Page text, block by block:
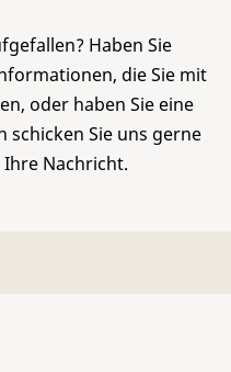
Haben Sie
die Sie mit
oder haben Sie eine
schicken Sie uns gerne
Nachricht.